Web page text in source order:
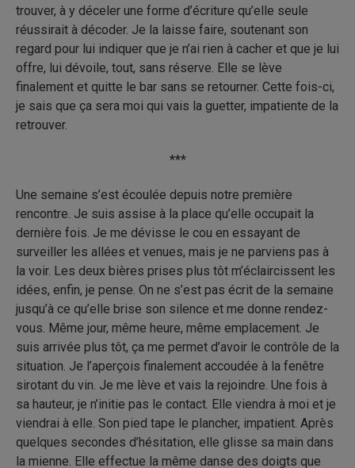
trouver, à y déceler une forme d’écriture qu’elle seule
réussirait à décoder. Je la laisse faire, soutenant son
regard pour lui indiquer que je n’ai rien à cacher et que je lui
offre, lui dévoile, tout, sans réserve. Elle se lève
finalement et quitte le bar sans se retourner. Cette fois-ci,
je sais que ça sera moi qui vais la guetter, impatiente de la
retrouver.
***
Une semaine s’est écoulée depuis notre première
rencontre. Je suis assise à la place qu’elle occupait la
dernière fois. Je me dévisse le cou en essayant de
surveiller les allées et venues, mais je ne parviens pas à
la voir. Les deux bières prises plus tôt m’éclaircissent les
idées, enfin, je pense. On ne s’est pas écrit de la semaine
jusqu’à ce qu’elle brise son silence et me donne rendez-
vous. Même jour, même heure, même emplacement. Je
suis arrivée plus tôt, ça me permet d’avoir le contrôle de la
situation. Je l’aperçois finalement accoudée à la fenêtre
sirotant du vin. Je me lève et vais la rejoindre. Une fois à
sa hauteur, je n’initie pas le contact. Elle viendra à moi et je
viendrai à elle. Son pied tape le plancher, impatient. Après
quelques secondes d’hésitation, elle glisse sa main dans
la mienne. Elle effectue la même danse des doigts que